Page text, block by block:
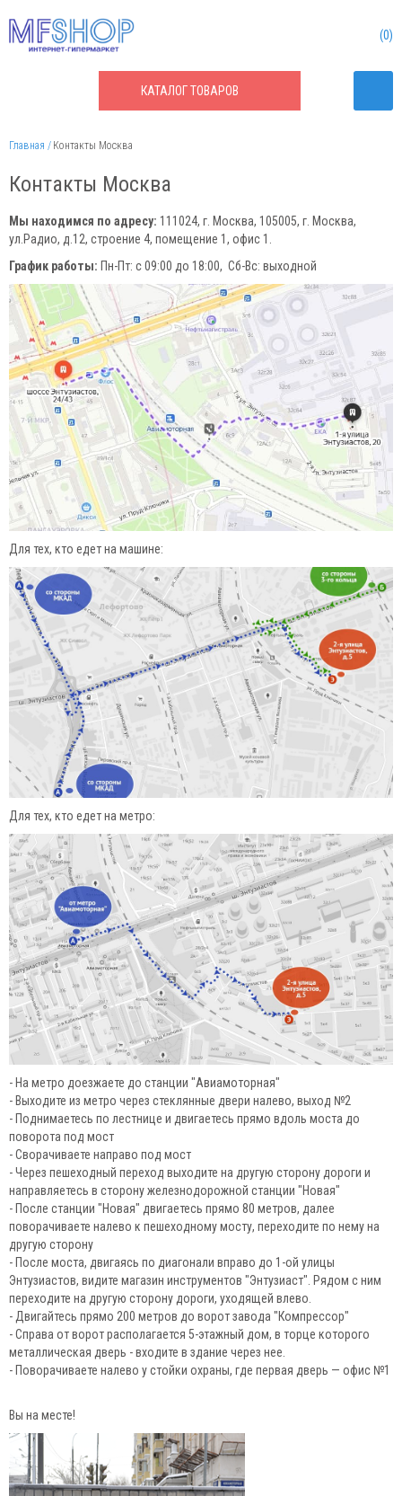
КАТАЛОГТОВАРОВ
0
Главная Контакты Москва
Контакты Москва
Мы находимся по адресу: 111024, г. Москва, 105005, г. Москва,
ул.Радио, д.12, строение 4, помещение 1, офис 1.
График работы: Пн-Пт: с 09:00 до 18:00, Сб-Вс: выходной
Для тех, кто едет на машине:
Для тех, кто едет на метро:
- На метро доезжаете до станции "Авиамоторная"
- Выходите из метро через стеклянные двери налево, выход №2
- Поднимаетесь по лестнице и двигаетесь прямо вдоль моста до
поворота под мост
- Сворачиваете направо под мост
- Через пешеходный переход выходите на другую сторону дороги и
направляетесь в сторону железнодорожной станции "Новая"
- После станции "Новая" двигаетесь прямо 80 метров, далее
поворачиваете налево к пешеходному мосту, переходите по нему на
другую сторону
- После моста, двигаясь по диагонали вправо до 1-ой улицы
Энтузиастов, видите магазин инструментов "Энтузиаст". Рядом с ним
переходите на другую сторону дороги, уходящей влево.
- Двигайтесь прямо 200 метров до ворот завода "Компрессор"
- Справа от ворот располагается 5-этажный дом, в торце которого
металлическая дверь - входите в здание через нее.
- Поворачиваете налево у стойки охраны, где первая дверь — офис №1
Вы на месте!